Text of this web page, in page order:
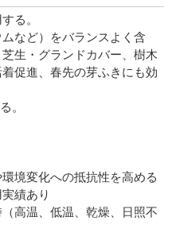
る。
など）をバランスよく含
生・グランドカバー、樹木
促進、春先の芽ふきにも効
。
境変化への抵抗性を高める
績あり
高温、低温、乾燥、日照不